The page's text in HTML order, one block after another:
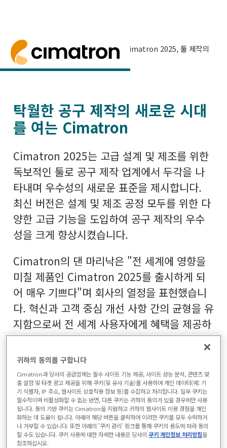
홈 > 뉴스 및 이벤트 >최신 뉴스> Cimatron 2025, 툴 제작의
새로운 시대를 열다
Cimatron 2025, 툴 제작의 새로운 시대
탁월한 공구 제작의 새로운 시대
를 여는 Cimatron
Cimatron 2025는 고급 설계 및 제조를 위한
독보적인 툴로 공구 제작 업계에서 두각을 나
타내며 우수성의 새로운 표준을 제시합니다.
최신 버전은 설계 및 제조 공정 모두를 위한 다
양한 고급 기능을 도입하여 공구 제작의 우수
성을 크게 향상시켰습니다.
Cimatron의 댄 마리낙은 "전 세계에 영향을
미칠 제품인 Cimatron 2025를 출시하게 되
어 매우 기쁘다"며 회사의 열정을 표현했습니
다. 혁신과 고객 중심 개선 사항 간의 균형을 유
지함으로써 전 세계 사용자에게 혜택을 제공하
여 더 낮은 비용으로 더 높은 품질의 도구를 더
효율적으로 제공할 수 있습니다."라고 말합니
다.
Cimatron 2025의 주요 기능
CAM 개선 사항: CAM 발전 측면에서
Cimatron 2025는 기본 2.5축에서 복잡
귀하의 동의를 구합니다
Cimatron과 당사의 공급업체는 필수 사이트 기능 제공, 사이트 성능 분석, 콘텐츠 맞
춤 설정 및 타겟 광고 제공을 위해 쿠키(및 유사 기술)를 사용하여 개인 데이터(예: 기
기 식별자, IP 주소, 웹사이트 상호작용 정보 등)를 수집하고 처리합니다. 일부 쿠키는
필수적이며 비활성화할 수 없는 반면, 다른 쿠키는 귀하의 동의가 있을 경우에만 사용
됩니다. 동의 기반 쿠키는 Cimatron을 지원하고 귀하의 웹사이트 이용 경험을 개인
화하는 데 도움이 됩니다. 아래의 해당 버튼을 클릭하여 이러한 쿠키를 모두 수락하거
나 거부할 수 있습니다. 또한 아래의 '쿠키 관리' 링크를 통해 쿠키의 용도에 따라 동의
할 수도 있습니다. 쿠키 사용에 대한 자세한 내용은 당사의쿠키 개인정보 처리방침을
참조하십시오.